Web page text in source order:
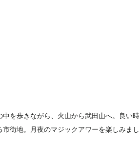
を歩きながら、火山から武田山へ。良い
街地。月夜のマジックアワーを楽しみまし